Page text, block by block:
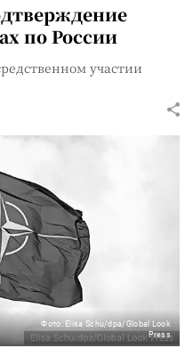
по России
участии
Фото: Elisa Schu/dpa/Global Look
Press